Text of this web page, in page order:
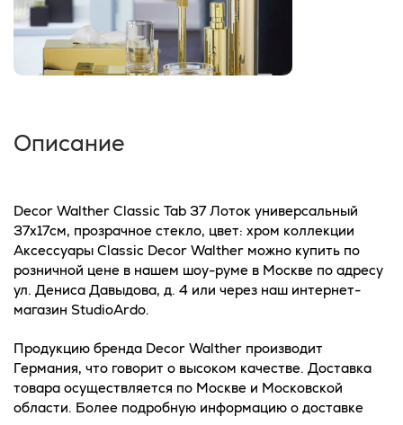
Описание
Decor Walther Classic Tab 37 Лоток универсальный
37x17см, прозрачное стекло, цвет: хром коллекции
Аксессуары Classic Decor Walther можно купить по
розничной цене в нашем шоу-руме в Москве по адресу
ул. Дениса Давыдова, д. 4 или через наш интернет-
магазин StudioArdo.
Продукцию бренда Decor Walther производит
Германия, что говорит о высоком качестве. Доставка
товара осуществляется по Москве и Московской
области. Более подробную информацию о доставке